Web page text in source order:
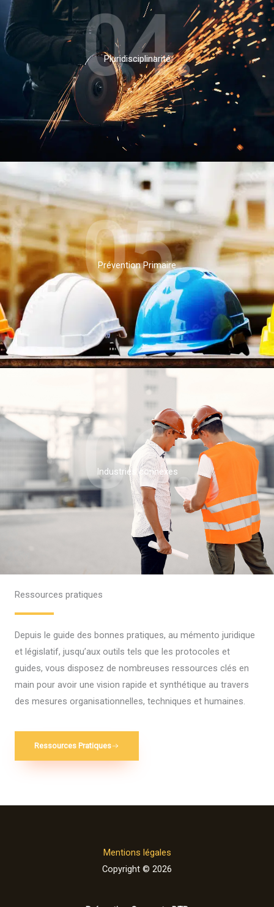
Pluridisciplinarité
04.
Prévention Primaire
05.
Industries connexes
06.
Ressources pratiques
Depuis le guide des bonnes pratiques, au mémento juridique
et législatif, jusqu’aux outils tels que les protocoles et
guides, vous disposez de nombreuses ressources clés en
main pour avoir une vision rapide et synthétique au travers
des mesures organisationnelles, techniques et humaines.
Ressources Pratiques
Mentions légales
Copyright © 2026